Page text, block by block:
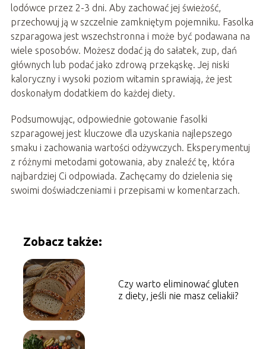
lodówce przez 2-3 dni. Aby zachować jej świeżość,
przechowuj ją w szczelnie zamkniętym pojemniku. Fasolka
szparagowa jest wszechstronna i może być podawana na
wiele sposobów. Możesz dodać ją do sałatek, zup, dań
głównych lub podać jako zdrową przekąskę. Jej niski
kaloryczny i wysoki poziom witamin sprawiają, że jest
doskonałym dodatkiem do każdej diety.
Podsumowując, odpowiednie gotowanie fasolki
szparagowej jest kluczowe dla uzyskania najlepszego
smaku i zachowania wartości odżywczych. Eksperymentuj
z różnymi metodami gotowania, aby znaleźć tę, która
najbardziej Ci odpowiada. Zachęcamy do dzielenia się
swoimi doświadczeniami i przepisami w komentarzach.
Zobacz także:
Czy warto eliminować gluten
z diety, jeśli nie masz celiakii?